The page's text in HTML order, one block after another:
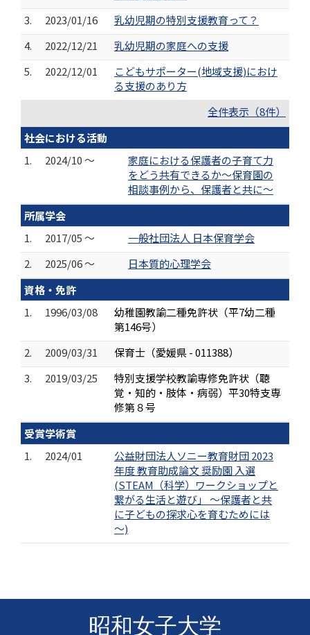
3.
2023/01/16
乳幼児期の特別支援教育って？
4.
2022/12/21
乳幼児期の家庭への支援
5.
2022/12/01
こどもサポーター(地域支援)におけ
る支援のあり方
全件表示（8件）
社会における活動
1.
2024/10 ～
家庭における保護者の子育て力
をどう共有できるか～保育園の
相談事例から、保護者と共に～
所属学会
1.
2017/05 ～
一般社団法人 日本保育学会
2.
2025/06 ～
日本質的心理学会
資格・免許
1.
1996/03/08
幼稚園教諭二種免許状（平7幼二種
第146号）
2.
2009/03/31
保育士（愛媛県 - 011388）
3.
2019/03/25
特別支援学校教諭専修免許状（聴
覚・知的・肢体・病弱）平30特支専
修第８号
受賞学術賞
1.
2024/01
公益財団法人ソニー教育財団 2023
年度 教育助成論文 奨励園 入選
(STEAM（科学）ワークショップと
繋がる生活と遊び」 ～保護者と共
に子どもの探求心を育むためには
～)
昭和女子大学